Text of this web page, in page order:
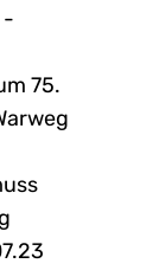
-
75.